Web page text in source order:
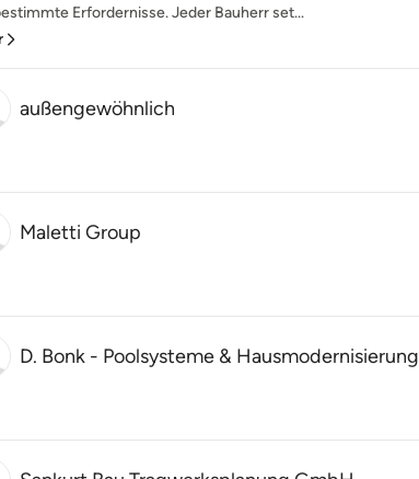
Erfordernisse. Jeder Bauherr set...
außengewöhnlich
Maletti Group
D. Bonk - Poolsysteme & Hausmodernisierung